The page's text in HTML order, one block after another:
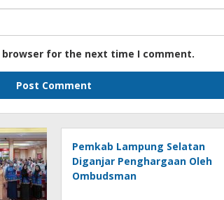
for the next time I comment.
Pemkab Lampung Selatan
Diganjar Penghargaan Oleh
Ombudsman